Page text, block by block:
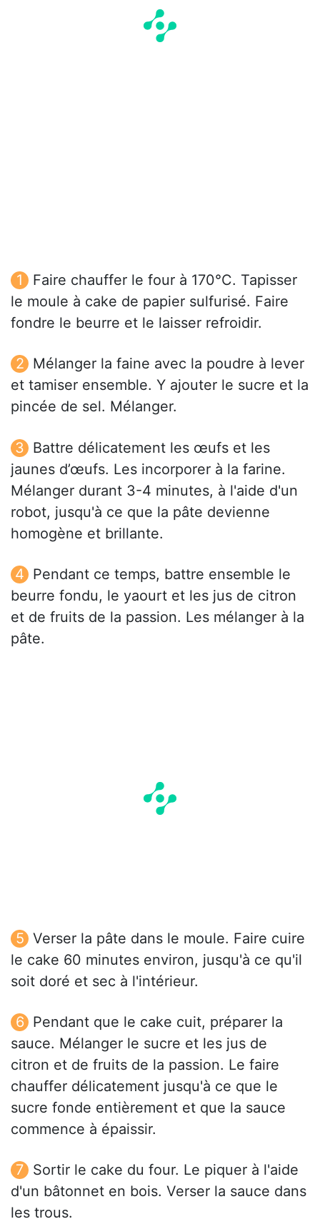
Faire chauffer le four à 170°C. Tapisser
le moule à cake de papier sulfurisé. Faire
fondre le beurre et le laisser refroidir.
Mélanger la faine avec la poudre à lever
et tamiser ensemble. Y ajouter le sucre et la
pincée de sel. Mélanger.
Battre délicatement les œufs et les
jaunes d’œufs. Les incorporer à la farine.
Mélanger durant 3-4 minutes, à l'aide d'un
robot, jusqu'à ce que la pâte devienne
homogène et brillante.
Pendant ce temps, battre ensemble le
beurre fondu, le yaourt et les jus de citron
et de fruits de la passion. Les mélanger à la
pâte.
Verser la pâte dans le moule. Faire cuire
le cake 60 minutes environ, jusqu'à ce qu'il
soit doré et sec à l'intérieur.
Pendant que le cake cuit, préparer la
sauce. Mélanger le sucre et les jus de
citron et de fruits de la passion. Le faire
chauffer délicatement jusqu'à ce que le
sucre fonde entièrement et que la sauce
commence à épaissir.
Sortir le cake du four. Le piquer à l'aide
d'un bâtonnet en bois. Verser la sauce dans
les trous.